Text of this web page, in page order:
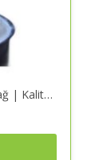
Doğal Manda Tereyağı 500 Gr – Tereyağ | Kaliteli ve Güvenilir Alışveriş